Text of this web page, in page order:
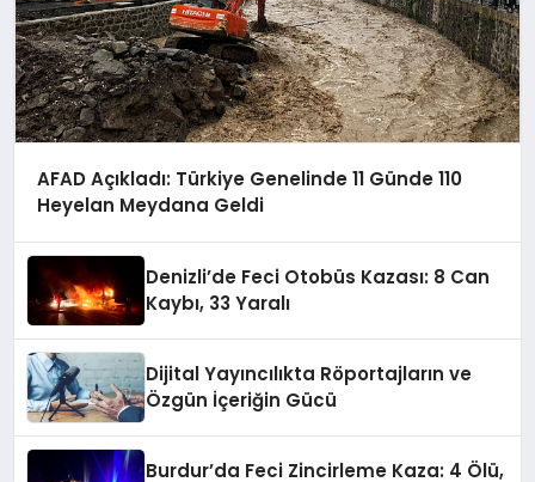
AFAD Açıkladı: Türkiye Genelinde 11 Günde 110
Heyelan Meydana Geldi
Denizli’de Feci Otobüs Kazası: 8 Can
Kaybı, 33 Yaralı
Dijital Yayıncılıkta Röportajların ve
Özgün İçeriğin Gücü
Burdur’da Feci Zincirleme Kaza: 4 Ölü,